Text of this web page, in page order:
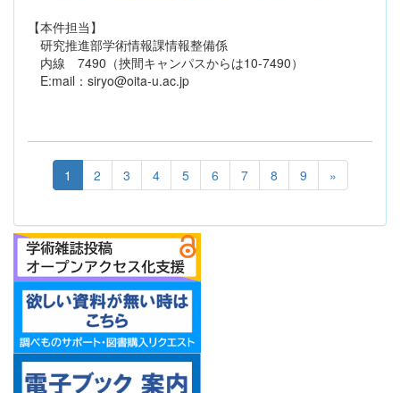
【本件担当】
研究推進部学術情報課情報整備係
内線 7490（挾間キャンパスからは10-7490）
E:mail：siryo@oita-u.ac.jp
1 2 3 4 5 6 7 8 9 »